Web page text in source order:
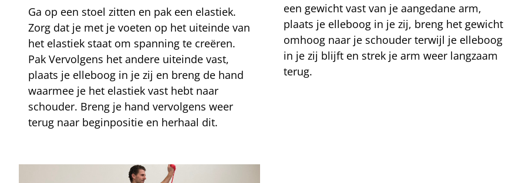
Ga op een stoel zitten en pak een elastiek.
Zorg dat je met je voeten op het uiteinde van
het elastiek staat om spanning te creëren.
Pak Vervolgens het andere uiteinde vast,
plaats je elleboog in je zij en breng de hand
waarmee je het elastiek vast hebt naar
schouder. Breng je hand vervolgens weer
terug naar beginpositie en herhaal dit.
een gewicht vast van je aangedane arm,
plaats je elleboog in je zij, breng het gewicht
omhoog naar je schouder terwijl je elleboog
in je zij blijft en strek je arm weer langzaam
terug.